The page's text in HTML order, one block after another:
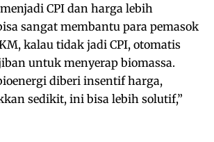
CPI dan harga lebih
sangat membantu para pemasok
kalau tidak jadi CPI, otomatis
untuk menyerap biomassa.
diberi insentif harga,
sedikit, ini bisa lebih solutif,”